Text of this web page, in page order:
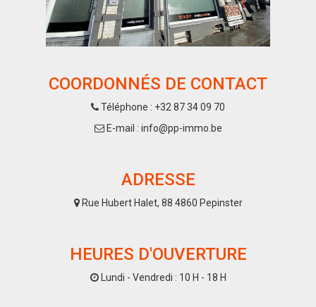
COORDONNÉS DE CONTACT
Téléphone : +32 87 34 09 70
E-mail : info@pp-immo.be
ADRESSE
Rue Hubert Halet, 88 4860 Pepinster
HEURES D'OUVERTURE
Lundi - Vendredi : 10 H - 18 H